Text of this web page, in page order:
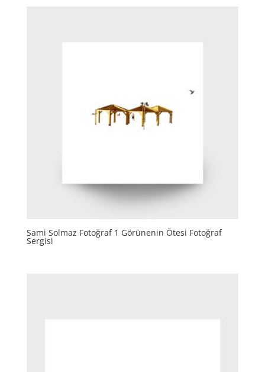
Sami Solmaz Fotoğraf 1 Görünenin Ötesi Fotoğraf
Sergisi